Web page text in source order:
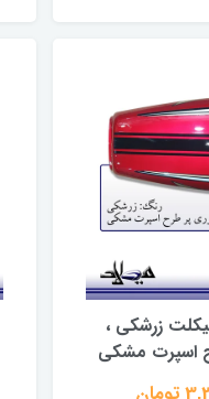
زرشکی ،
اسپرت مشکی